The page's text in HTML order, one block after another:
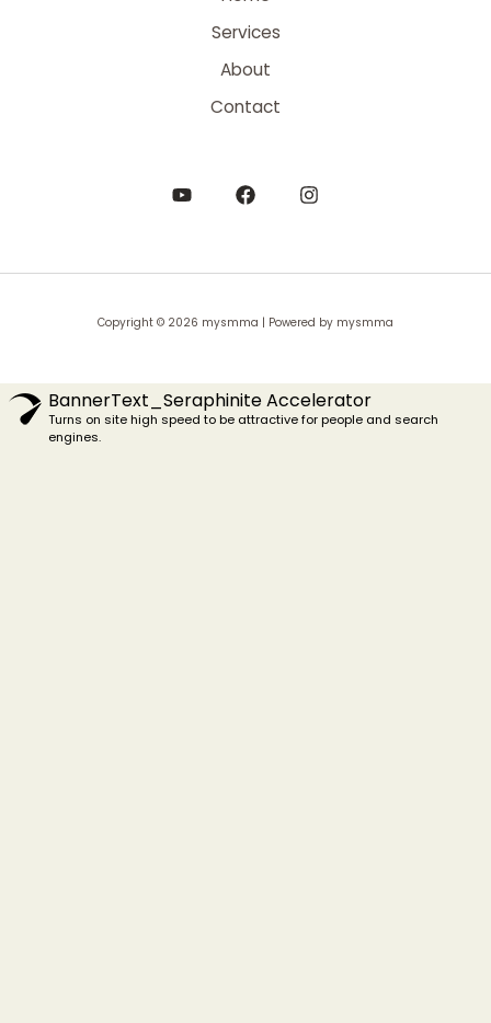
Services
About
Contact
Copyright © 2026 mysmma | Powered by mysmma
BannerText_Seraphinite Accelerator
Turns on site high speed to be attractive for people and search
engines.